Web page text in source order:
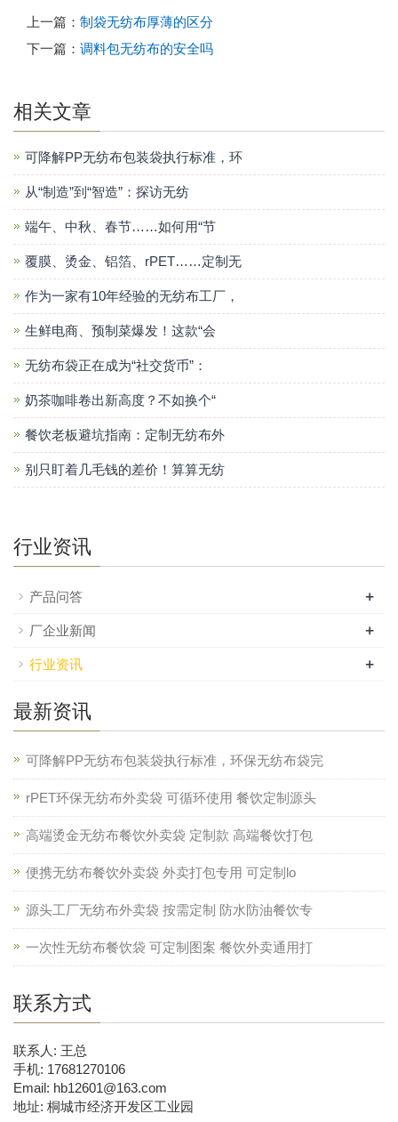
上一篇： 制袋无纺布厚薄的区分
下一篇： 调料包无纺布的安全吗
相关文章
可降解PP无纺布包装袋执行标准，环
从“制造”到“智造”：探访无纺
端午、中秋、春节……如何用“节
覆膜、烫金、铝箔、rPET……定制无
作为一家有10年经验的无纺布工厂，
生鲜电商、预制菜爆发！这款“会
无纺布袋正在成为“社交货币”：
奶茶咖啡卷出新高度？不如换个“
餐饮老板避坑指南：定制无纺布外
别只盯着几毛钱的差价！算算无纺
行业资讯
产品问答 +
厂企业新闻 +
行业资讯 +
最新资讯
可降解PP无纺布包装袋执行标准，环保无纺布袋完
rPET环保无纺布外卖袋 可循环使用 餐饮定制源头
高端烫金无纺布餐饮外卖袋 定制款 高端餐饮打包
便携无纺布餐饮外卖袋 外卖打包专用 可定制lo
源头工厂无纺布外卖袋 按需定制 防水防油餐饮专
一次性无纺布餐饮袋 可定制图案 餐饮外卖通用打
联系方式
联系人: 王总
手机: 17681270106
Email: hb12601@163.com
地址: 桐城市经济开发区工业园